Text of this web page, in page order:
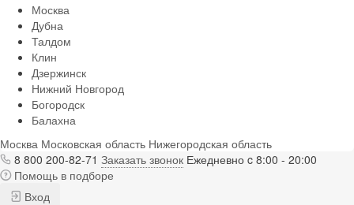
Москва
Дубна
Талдом
Клин
Дзержинск
Нижний Новгород
Богородск
Балахна
Москва Московская область Нижегородская область
8 800 200-82-71 Заказать звонок Ежедневно c 8:00 - 20:00
Помощь в подборе
Вход